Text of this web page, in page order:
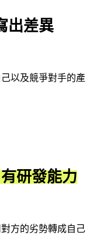
出差異
以及競爭對手的產
研發能力
方的劣勢轉成自己